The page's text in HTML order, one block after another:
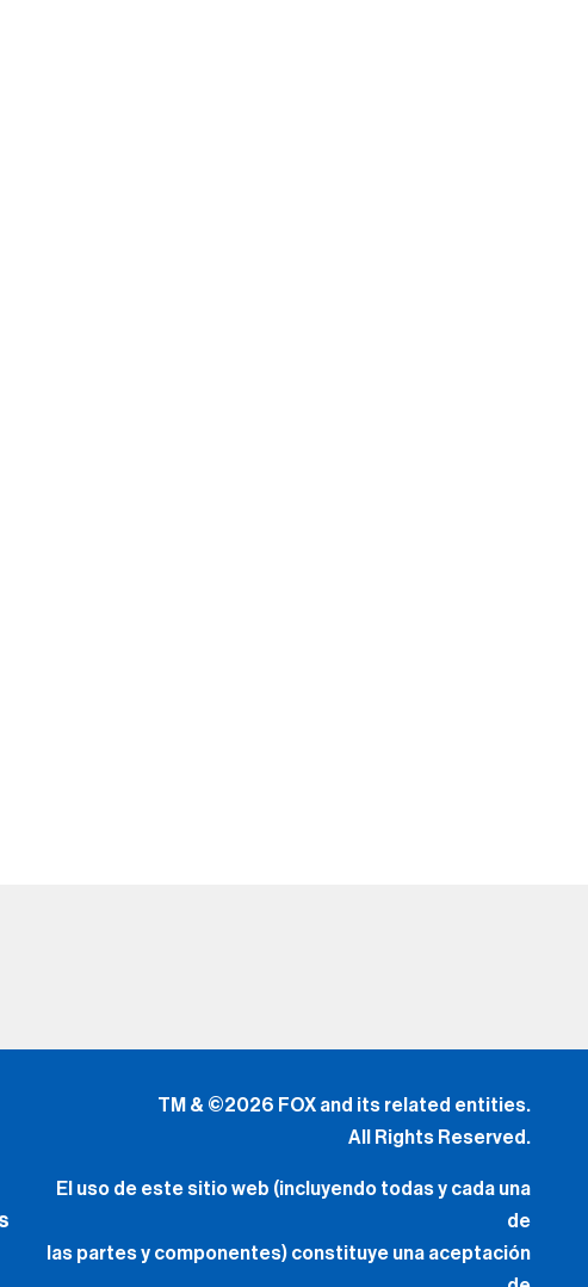
de
las partes y componentes) constituye una aceptación
Política de Privacidad.
Tus Opciones de Privacidad